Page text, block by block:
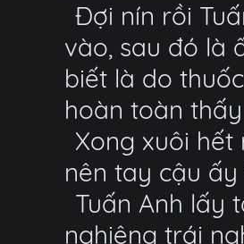
Đợi nín rồi
vào, sau đó là
biết là do
hoàn toàn
Xong xuôi
nên tay cậu
Tuấn Anh lấy
nghiêng trái